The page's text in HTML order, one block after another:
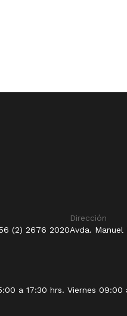
(2) 2676 2020
Dirección
Avda. Manuel
a 17:30 hrs. Viernes 09:00